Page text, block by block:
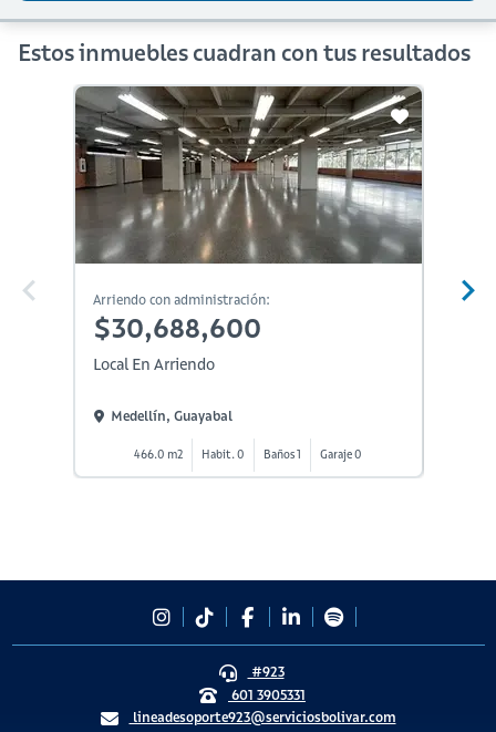
Estos inmuebles cuadran con tus resultados
Arriendo con administración:
$30,688,600
Local En Arriendo
Medellín, Guayabal
466.0 m2 Habit. 0 Baños 1 Garaje 0
#923
601 3905331
lineadesoporte923@serviciosbolivar.com